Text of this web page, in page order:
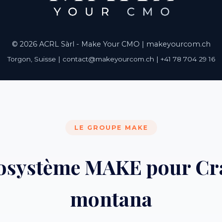
© 2026 ACRL Sàrl - Make Your CMO | makeyourcom.ch
Torgon, Suisse | contact@makeyourcom.ch | +41 78 704 29 16
LE GROUPE MAKE
MAKE pour
montana